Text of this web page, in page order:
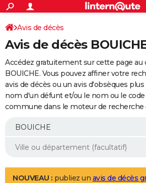
ACTUALITÉS
Politique
Société
Faits Divers
Education
Monde
Villes
+
SPORT
Coupe du monde 2026
Football
Tennis
Cyclisme
Rugby
Forum
Programme TV
TNT
Streaming
Cinéma
Sorties cinéma
Musique
+
FINANCE
Retraite
Epargne
Immobilier
Risques naturels par ville
Banque
Assurance
AUTO
Essais
Réserver un essai
Citadines
Berlines
SUV
Forum auto
+
Mobiles
Meilleur smartphone
Internet
Ordinateurs
Jeux vidéo
Guide high-tech
Aménagement intérieur
LIFESTYLE
Avis de décès
Avis de décès
Accédez gratuitement sur cette page au
BOUICHE. Vous pouvez affiner votre
avis de décès ou un avis d'obsèques
nom d'un défunt et/ou le nom ou le
commune dans le moteur de recherche
NOUVEAU : publiez un avis de décès